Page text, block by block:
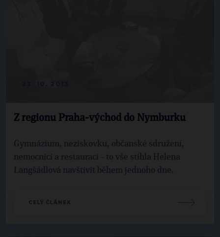
Z regionu Praha-východ do Nymburku
Gymnázium, neziskovku, občanské sdružení,
nemocnici a restauraci - to vše stihla Helena
Langšádlová navštivit během jednoho dne.
CELÝ ČLÁNEK